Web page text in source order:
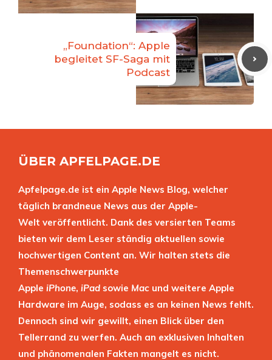
„Foundation“: Apple
begleitet SF-Saga mit
Podcast
ÜBER APFELPAGE.DE
Apfelpage.de ist ein Apple News Blog, welcher
täglich brandneue News aus der Apple-
Welt veröffentlicht. Dank des versierten Teams
bieten wir dem Leser ständig aktuellen sowie
hochwertigen Content an. Wir halten stets die
Themenschwerpunkte
Apple iPhone, iPad sowie Mac und weitere Apple
Hardware im Auge, sodass es an keinen News fehlt.
Dennoch sind wir gewillt, einen Blick über den
Tellerrand zu werfen. Auch an exklusiven Inhalten
und phänomenalen Fakten mangelt es nicht.